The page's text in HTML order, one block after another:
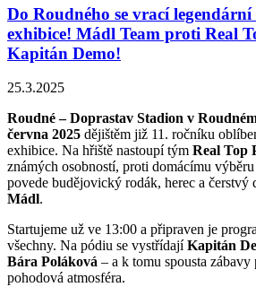
Do Roudného se vrací
exhibice! Mádl Team proti Real
Kapitán Demo!
25.3.2025
Roudné – Doprastav Stadion v
června 2025 dějištěm již 11. ročníku
exhibice. Na hřiště nastoupí tým Real Top
známých osobností, proti domácímu výběru
povede budějovický rodák, herec a čerstvý
Mádl.
Startujeme už ve 13:00 a připraven je
všechny. Na pódiu se vystřídajíKapitán
Bára Poláková – a k tomu spousta
pohodová atmosféra.